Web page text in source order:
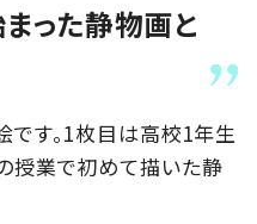
った静物画と
です。1枚目は高校1年生
授業で初めて描いた静